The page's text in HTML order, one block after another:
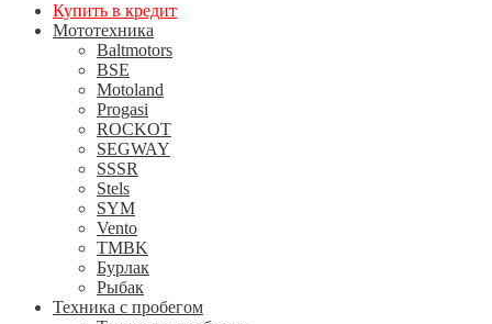
Купить в кредит
Мототехника
Baltmotors
BSE
Motoland
Progasi
ROCKOT
SEGWAY
SSSR
Stels
SYM
Vento
TMBK
Бурлак
Рыбак
Техника с пробегом